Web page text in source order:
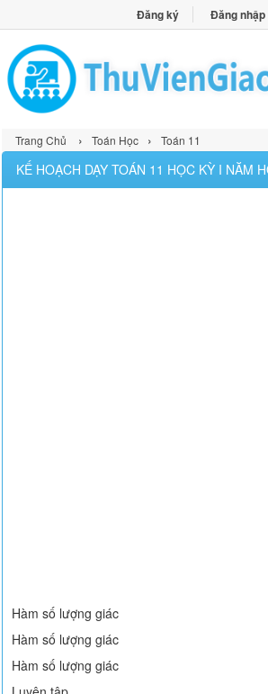
Đăng ký Đăng nhập
Trang Chủ › Toán Học › Toán 11
KẾ HOẠCH DẠY TOÁN 11 HỌC KỲ I NĂM
Hàm số lượng giác
Hàm số lượng giác
Hàm số lượng giác